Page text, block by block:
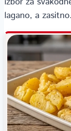
lagano, a zasitno.